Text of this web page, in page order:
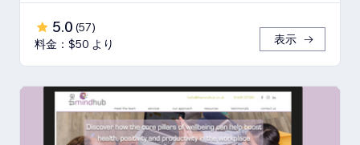
5.0 (57)
料金：$50 より
表示